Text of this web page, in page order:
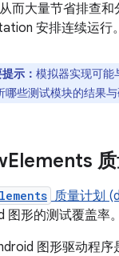
而大量节省排查
安排连续运行。
示： 模拟器实现可能
哪些测试模块的结果与
Elements
质量计划
图形的测试覆盖率
图形驱动程